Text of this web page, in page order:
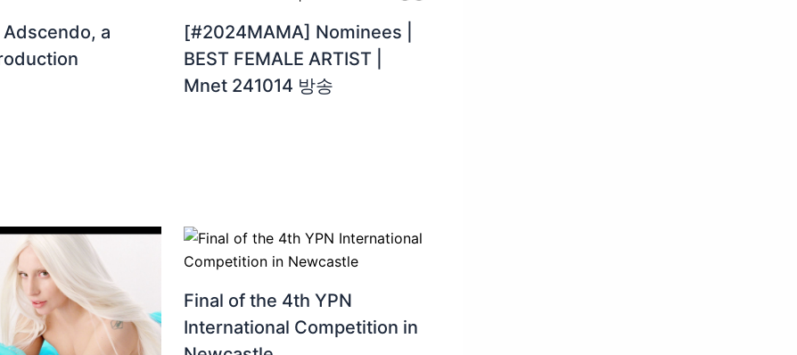
a
[#2024MAMA] Nominees |
BEST FEMALE ARTIST |
Mnet 241014 방송
Final of the 4th YPN
International Competition in